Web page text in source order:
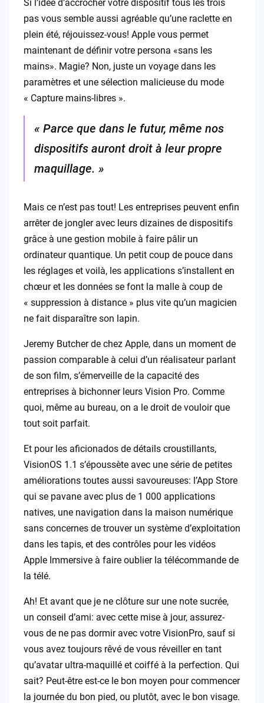
Si l’idée d’accrocher votre dispositif tous les trois
pas vous semble aussi agréable qu’une raclette en
plein été, réjouissez-vous! Apple vous permet
maintenant de définir votre persona «sans les
mains». Magie? Non, juste un voyage dans les
paramètres et une sélection malicieuse du mode
« Capture mains-libres ».
« Parce que dans le futur, même nos
dispositifs auront droit à leur propre
maquillage. »
Mais ce n’est pas tout! Les entreprises peuvent enfin
arrêter de jongler avec leurs dizaines de dispositifs
grâce à une gestion mobile à faire pâlir un
ordinateur quantique. Un petit coup de pouce dans
les réglages et voilà, les applications s’installent en
chœur et les données se font la malle à coup de
« suppression à distance » plus vite qu’un magicien
ne fait disparaître son lapin.
Jeremy Butcher de chez Apple, dans un moment de
passion comparable à celui d’un réalisateur parlant
de son film, s’émerveille de la capacité des
entreprises à bichonner leurs Vision Pro. Comme
quoi, même au bureau, on a le droit de vouloir que
tout soit parfait.
Et pour les aficionados de détails croustillants,
VisionOS 1.1 s’époussète avec une série de petites
améliorations toutes aussi savoureuses: l’App Store
qui se pavane avec plus de 1 000 applications
natives, une navigation dans la maison numérique
sans concernes de trouver un système d’exploitation
dans les tapis, et des contrôles pour les vidéos
Apple Immersive à faire oublier la télécommande de
la télé.
Ah! Et avant que je ne clôture sur une note sucrée,
un conseil d’ami: avec cette mise à jour, assurez-
vous de ne pas dormir avec votre VisionPro, sauf si
vous avez toujours rêvé de vous réveiller en tant
qu’avatar ultra-maquillé et coiffé à la perfection. Qui
sait? Peut-être est-ce le bon moyen pour commencer
la journée du bon pied, ou plutôt, avec le bon visage.